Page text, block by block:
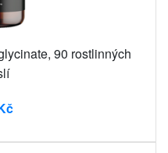
90 rostlinných